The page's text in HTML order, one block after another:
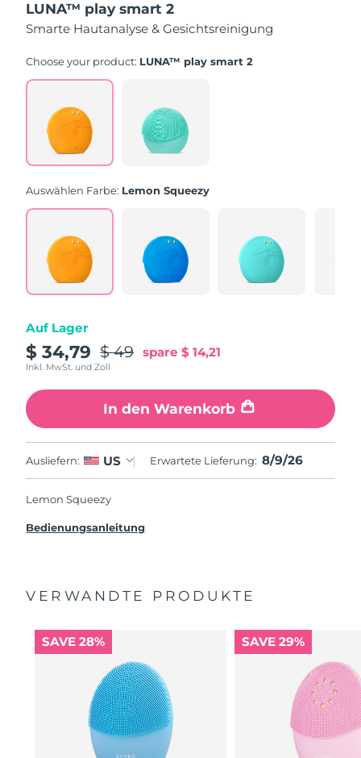
of
5
stars,
rating
Read
Reviews.
Same
page
link.
LUNA™ play smart 2
Smarte Hautanalyse & Gesichtsreinigung
Choose your product: LUNA™ play smart 2
Auswählen Farbe: Lemon Squeezy
Auf Lager
$ 34,79 $ 49 spare$ 14,21
Inkl. MwSt. und Zoll
In den Warenkorb
Ausliefern: US Erwartete Lieferung: 8/9/26
Lemon Squeezy
Bedienungsanleitung
VERWANDTE PRODUKTE
SAVE 28% SAVE 29%